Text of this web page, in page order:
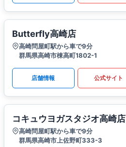
Butterfly高崎店
高崎問屋町駅から車で9分
群馬県高崎市棟高町1802-1
店舗情報 公式サイト
コキュウヨガスタジオ高崎店
高崎問屋町駅から車で9分
群馬県高崎市上佐野町333-3